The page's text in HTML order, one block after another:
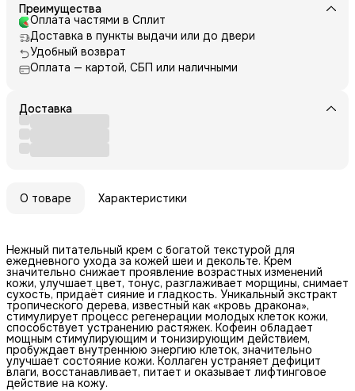
Преимущества
Оплата частями в Сплит
Доставка в пункты выдачи или до двери
Удобный возврат
Оплата — картой, СБП или наличными
Доставка
О товаре Характеристики
Нежный питательный крем с богатой текстурой для
ежедневного ухода за кожей шеи и декольте. Крем
значительно снижает проявление возрастных изменений
кожи, улучшает цвет, тонус, разглаживает морщины, снимает
сухость, придаёт сияние и гладкость. Уникальный экстракт
тропического дерева, известный как «кровь дракона»,
стимулирует процесс регенерации молодых клеток кожи,
способствует устранению растяжек. Кофеин обладает
мощным стимулирующим и тонизирующим действием,
пробуждает внутреннюю энергию клеток, значительно
улучшает состояние кожи. Коллаген устраняет дефицит
влаги, восстанавливает, питает и оказывает лифтинговое
действие на кожу.